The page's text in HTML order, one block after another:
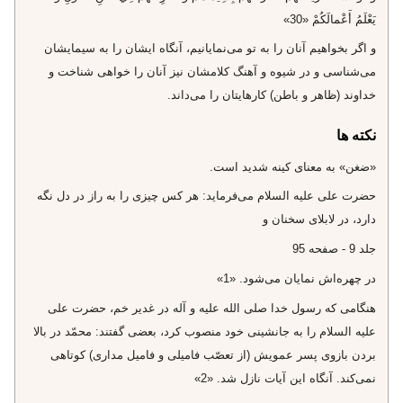
يَعْلَمُ أَعْمالَكُمْ «30»
و اگر بخواهيم آنان را به تو مى‌نمايانيم، آنگاه ايشان را به سيمايشان
مى‌شناسى و در شيوه و آهنگ كلامشان نيز آنان را خواهى شناخت و
خداوند (ظاهر و باطن) كارهايتان را مى‌داند.
نکته ها
«ضغن» به معناى كينه شديد است.
حضرت على عليه السلام مى‌فرمايد: هر كس چيزى را به راز در دل نگه
دارد، در لابلاى سخنان و
جلد 9 - صفحه 95
در چهره‌اش نمايان مى‌شود. «1»
هنگامى كه رسول خدا صلى الله عليه و آله در غدير خم، حضرت على
عليه السلام را به جانشينى خود منصوب كرد، بعضى گفتند: محمّد در بالا
بردن بازوى پسر عمويش (از تعصّب فاميلى و فاميل مدارى) كوتاهى
نمى‌كند. آنگاه اين آيات نازل شد. «2»